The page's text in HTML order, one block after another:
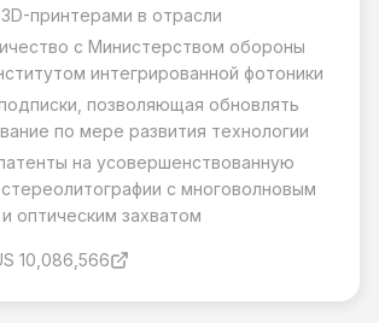
принтерами в отрасли
с Министерством обороны
интегрированной фотоники
позволяющая обновлять
по мере развития технологии
на усовершенствованную
с многоволновым
оптическим захватом
10,086,566